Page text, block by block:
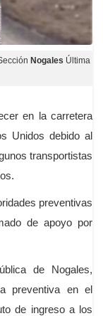
Nogales Última
en la carretera
Unidos debido al
transportistas
preventivas
de apoyo por
de Nogales,
preventiva en el
de ingreso a los